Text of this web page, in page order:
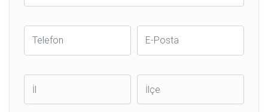
Telefon
E-
Posta
İl İlçe